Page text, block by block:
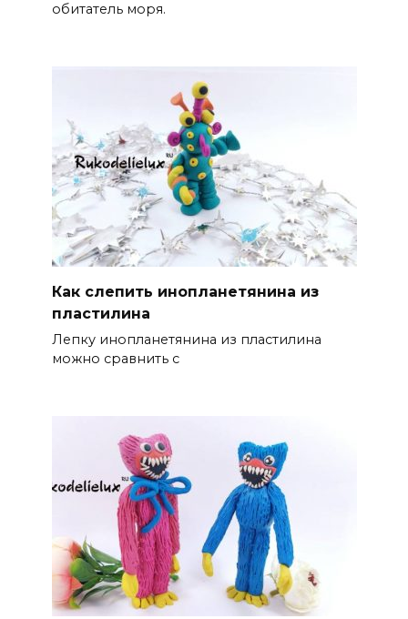
обитатель моря.
Как слепить инопланетянина из
пластилина
Лепку инопланетянина из пластилина
можно сравнить с